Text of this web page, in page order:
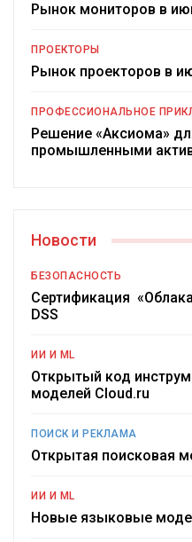
Рынок мониторов в
ПРОЕКТОРЫ
Рынок проекторов в
ПРОФЕССИОНАЛЬНОЕ
Решение «Аксиома»
промышленными
Новости
БЕЗОПАСНОСТЬ
Сертификация
DSS
ИИ И ML
Открытый код
моделей Cloud.ru
ПОИСК И РЕКЛАМА
Открытая поисковая
ИИ И ML
Новые языковые